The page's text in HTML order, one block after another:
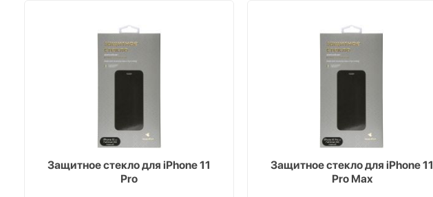
Защитное стекло для iPhone 11
Pro
Защитное стекло для iPhone 11
Pro Max